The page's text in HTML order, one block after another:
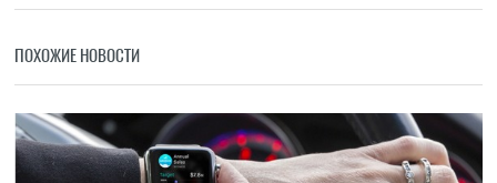
ПОХОЖИЕ НОВОСТИ